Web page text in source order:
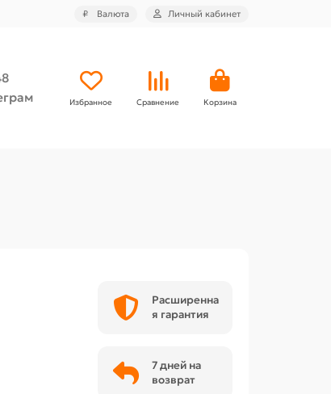
₽ Валюта Личный кабинет
Избранное Сравнение Корзина
Расширенна
я гарантия
7 дней на
возврат